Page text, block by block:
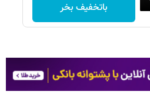
باتخفیف بخر